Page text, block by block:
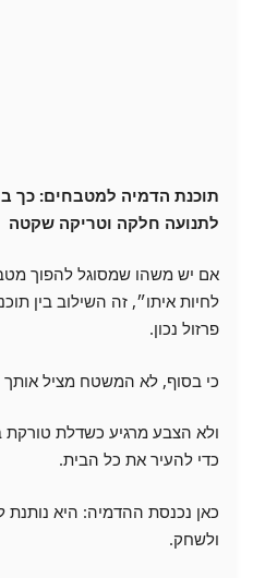
תוכנת הדמיה למטבחים: כך
לתנועה חלקה וטריקה שקטה
אם יש משהו שמסוגל להפוך
לחיות איתו״, זה השילוב בין
פרזול נכון.
כי בסוף, לא המשטח מציל
ולא הצבע מרגיע כשדלת
כדי להעיר את כל הבית.
כאן נכנסת ההדמיה: היא נותנת
ולשחק.